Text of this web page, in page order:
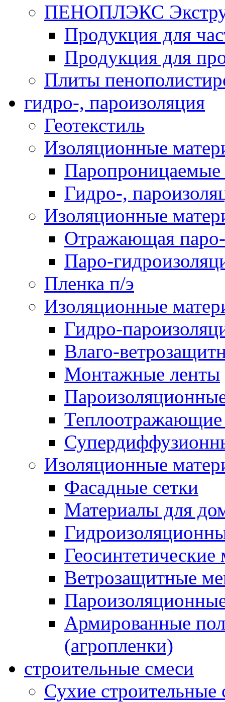
ПЕНОПЛЭКС
Продукция для
Продукция для
Плиты
гидро-, пароизоляция
Геотекстиль
Изоляционные
Гидро-,
Изоляционные
Отражающая
Паро-
Пленка п/э
Изоляционные
Гидро-
Влаго-
Монтажные ленты
Теплоотражающие
Изоляционные
Фасадные сетки
Материалы для
Геосинтетические
Ветрозащитные
Армированные
(агропленки)
строительные смеси
Сухие строительные